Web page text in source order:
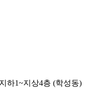
하1~지상4층 (학성동)